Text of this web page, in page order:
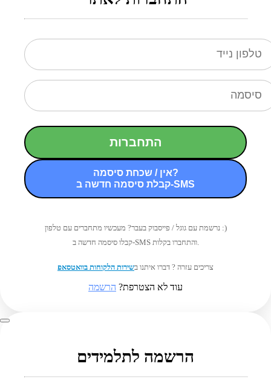
התחברות
אין / שכחת סיסמה?
קבלת סיסמה חדשה ב-SMS
נרשמת עם גוגל / פייסבוק בעבר? מעכשיו מתחברים עם טלפון :)
קבלו סיסמה חדשה ב-SMS והתחברו בקלות.
צריכים עזרה ? דברו איתנו בשירות הלקוחות בוואטסאפ
עוד לא הצטרפת? הרשמה
הרשמה לתלמידים